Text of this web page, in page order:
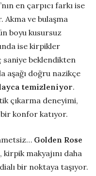
’nın en çarpıcı farkı ise
ve bulaşma
boyu kusursuz
ise kirpikler
saniye beklendikten
aşağı doğru nazikçe
temizleniyor.
çıkarma deneyimi,
konfor katıyor.
Golden Rose
, kirpik makyajını daha
bir noktaya taşıyor.